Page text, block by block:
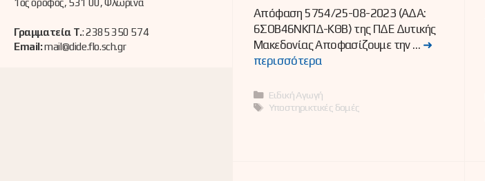
Απόφαση 5754/25-08-2023 (ΑΔΑ:
6ΣΟΒ46ΝΚΠΔ-ΚΘΒ) της ΠΔΕ Δυτικής
Μακεδονίας Αποφασίζουμε την … ➜
περισσότερα
Κατηγορίες
Ειδική Αγωγή
Ετικέτες
Υποστηρικτικές δομές
Γραμματεία Τ.: 2385 350 574
Email:mail@dide.flo.sch.gr